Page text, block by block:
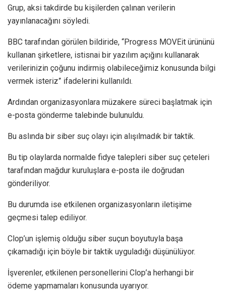
Grup, aksi takdirde bu kişilerden çalınan verilerin
yayınlanacağını söyledi.
BBC tarafından görülen bildiride, “Progress MOVEit ürününü
kullanan şirketlere, istisnai bir yazılım açığını kullanarak
verilerinizin çoğunu indirmiş olabileceğimiz konusunda bilgi
vermek isteriz” ifadelerini kullanıldı.
Ardından organizasyonlara müzakere süreci başlatmak için
e-posta gönderme talebinde bulunuldu.
Bu aslında bir siber suç olayı için alışılmadık bir taktik.
Bu tip olaylarda normalde fidye talepleri siber suç çeteleri
tarafından mağdur kuruluşlara e-posta ile doğrudan
gönderiliyor.
Bu durumda ise etkilenen organizasyonların iletişime
geçmesi talep ediliyor.
Clop’un işlemiş olduğu siber suçun boyutuyla başa
çıkamadığı için böyle bir taktik uyguladığı düşünülüyor.
İşverenler, etkilenen personellerini Clop’a herhangi bir
ödeme yapmamaları konusunda uyarıyor.